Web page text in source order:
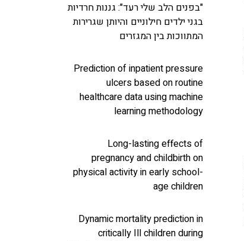
"בפנים הלב שלי רעד": גננות חרדיות
בגני ילדים חילוניים והיותן שגרירות
המתווכות בין המגזרים
Prediction of inpatient pressure
ulcers based on routine
healthcare data using machine
learning methodology
Long-lasting effects of
pregnancy and childbirth on
physical activity in early school-
age children
Dynamic mortality prediction in
critically Ill children during